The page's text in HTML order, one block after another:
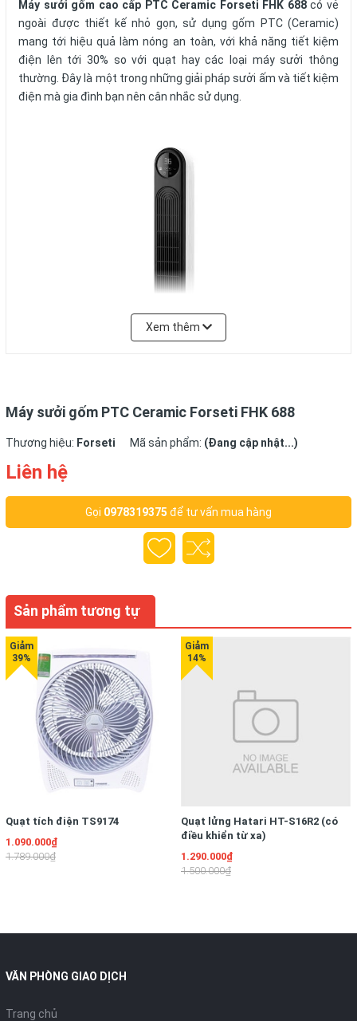
Máy sưởi gốm cao cấp PTC Ceramic Forseti FHK 688có vẻ
ngoài được thiết kế nhỏ gọn, sử dụng gốm PTC (Ceramic)
mang tới hiệu quả làm nóng an toàn, với khả năng tiết kiệm
điện lên tới 30% so với quạt hay các loại máy sưởi thông
thường. Đây là một trong những giải pháp sưởi ấm và tiết kiệm
điện mà gia đình bạn nên cân nhắc sử dụng.
Ưu điểm vượt trội của sản
phẩm
PTC Ceramic Forseti FHK 688không hoạt động theo cơ
chế đốt cháy không khí, không phát sáng nên nhiệt lượng
Máy sưởi gốm cao cấp này được thiết kế với hệ thống tự
Bên cạnh đó, máy còn có cảm ứng, điều khiển từ xa với 3 chế
trong gia đình có được bầu không khí dễ chịu.
Xem thêm
Máy sưởi gốm PTC Ceramic Forseti FHK 688
Thương hiệu: Forseti Mã sản phẩm: (Đang cập nhật...)
Liên hệ
Gọi 0978319375 để tư vấn mua hàng
Sản phẩm tương tự
Quạt tích điện TS9174
1.090.000₫
1.789.000₫
Quạt lửng Hatari HT-S16R2 (có
điều khiển từ xa)
1.290.000₫
1.500.000₫
VĂN PHÒNG GIAO DỊCH
Trang chủ